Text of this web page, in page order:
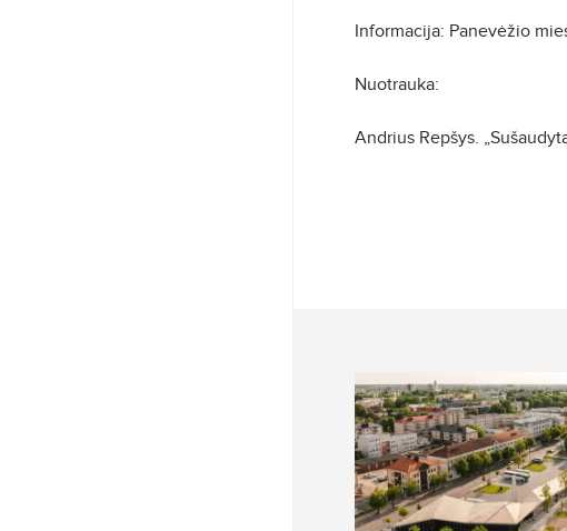
Informacija: Panevėžio
Nuotrauka:
Andrius Repšys.